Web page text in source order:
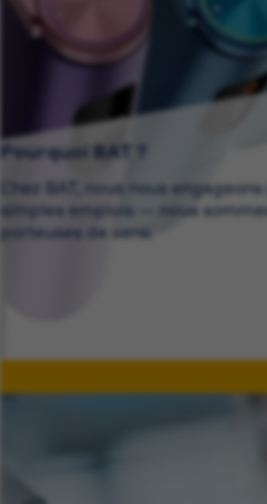
Pourquoi BAT ?
Chez BAT, nous nous
simples emplois — nous
porteuses de sens.